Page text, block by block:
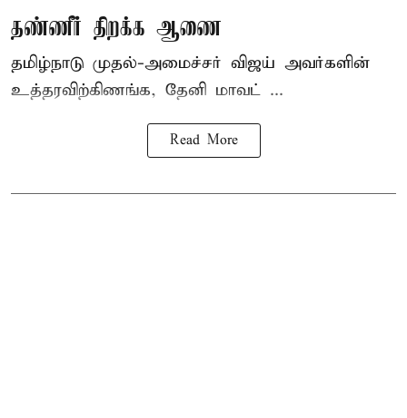
தண்ணீர் திறக்க ஆணை
தமிழ்நாடு முதல்-அமைச்சர் விஜய் அவர்களின்
உத்தரவிற்கிணங்க, தேனி மாவட் ...
Read More